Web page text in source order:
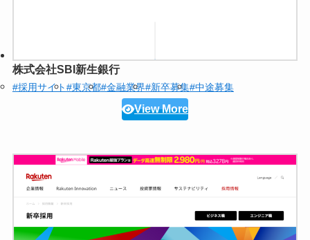
株式会社SBI新生銀行
#採用サイト#東京都#金融業界#新卒募集#中途募集
View More